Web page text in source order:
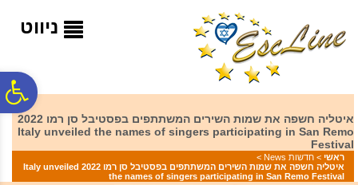
המרכזי
ניווט
איטליה חשפה את שמות השירים המשתתפים בפסטיבל סן רמו 2022
Italy unveiled the names of singers participating in San Remo
Festival
ראשי > חדשות News
>
איטליה חשפה את שמות השירים המשתתפים בפסטיבל סן רמו 2022 Italy unveiled
the names of singers participating in San Remo Festival